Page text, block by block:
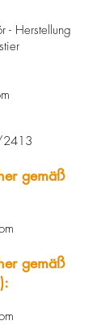
- Herstellung
gemäß
gemäß